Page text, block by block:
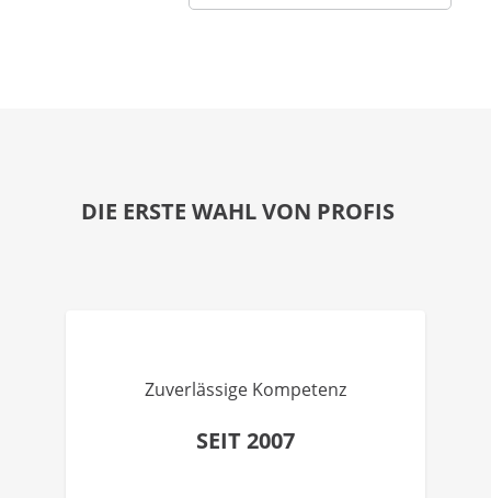
DIE ERSTE WAHL VON PROFIS
Zuverlässige Kompetenz
SEIT 2007